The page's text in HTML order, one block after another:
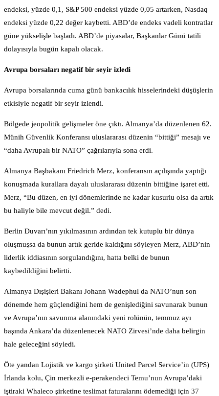
endeksi, yüzde 0,1, S&P 500 endeksi yüzde 0,05 artarken, Nasdaq
endeksi yüzde 0,22 değer kaybetti. ABD’de endeks vadeli kontratlar
güne yükselişle başladı. ABD’de piyasalar, Başkanlar Günü tatili
dolayısıyla bugün kapalı olacak.
Avrupa borsaları negatif bir seyir izledi
Avrupa borsalarında cuma günü bankacılık hisselerindeki düşüşlerin
etkisiyle negatif bir seyir izlendi.
Bölgede jeopolitik gelişmeler öne çıktı. Almanya’da düzenlenen 62.
Münih Güvenlik Konferansı uluslararası düzenin “bittiği” mesajı ve
“daha Avrupalı bir NATO” çağrılarıyla sona erdi.
Almanya Başbakanı Friedrich Merz, konferansın açılışında yaptığı
konuşmada kurallara dayalı uluslararası düzenin bittiğine işaret etti.
Merz, “Bu düzen, en iyi dönemlerinde ne kadar kusurlu olsa da artık
bu haliyle bile mevcut değil.” dedi.
Berlin Duvarı’nın yıkılmasının ardından tek kutuplu bir dünya
oluşmuşsa da bunun artık geride kaldığını söyleyen Merz, ABD’nin
liderlik iddiasının sorgulandığını, hatta belki de bunun
kaybedildiğini belirtti.
Almanya Dışişleri Bakanı Johann Wadephul da NATO’nun son
dönemde hem güçlendiğini hem de genişlediğini savunarak bunun
ve Avrupa’nın savunma alanındaki yeni rolünün, temmuz ayı
başında Ankara’da düzenlenecek NATO Zirvesi’nde daha belirgin
hale geleceğini söyledi.
Öte yandan Lojistik ve kargo şirketi United Parcel Service’in (UPS)
İrlanda kolu, Çin merkezli e-perakendeci Temu’nun Avrupa’daki
iştiraki Whaleco şirketine teslimat faturalarını ödemediği için 37